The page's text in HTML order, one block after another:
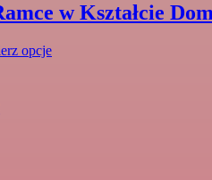
w Kształcie
opcjeTen